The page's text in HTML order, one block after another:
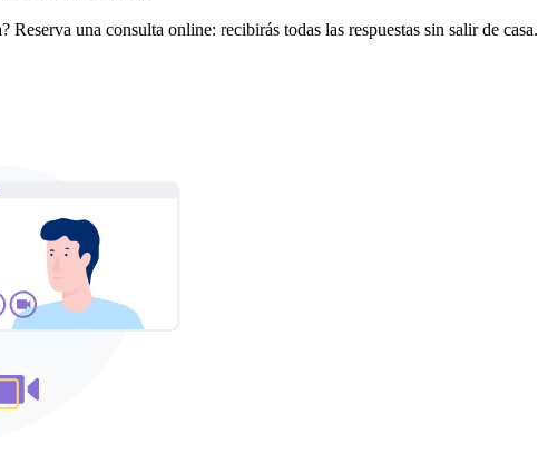
Reserva una consulta online: recibirás todas las respuestas sin salir de casa.